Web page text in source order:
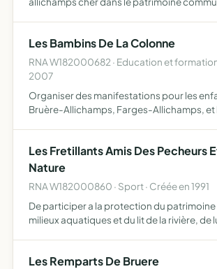
Les Bambins De La Colonne
RNA W182000682 · Education et
2007
Organiser des manifestations pour les
Bruère-Allichamps, Farges-Allichamps, et
Les Fretillants Amis Des Pecheurs
Nature
RNA W182000860 · Sport · Créée en 1991
De participer a la protection du
milieux aquatiques et du lit de la rivière, de
Les Remparts De Bruere